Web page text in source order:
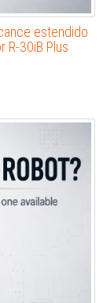
estendido
R-30iB Plus